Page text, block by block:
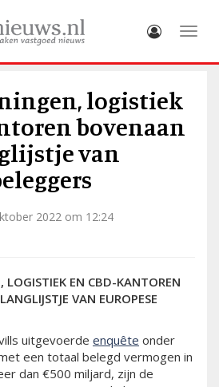
logistiek
bovenaan
van
2022 om 12:24
LOGISTIEK EN CBD-KANTOREN
VAN EUROPESE
uitgevoerde enquête onder
een totaal belegd vermogen in
dan €500 miljard, zijn de